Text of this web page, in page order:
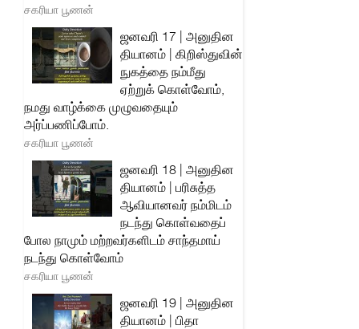
சகரியா பூணன்
ஜனவரி 17 | அனுதின
தியானம் | கிறிஸ்துவின்
நுகத்தை நம்மீது
ஏற்றுக் கொள்வோம்,
நமது வாழ்க்கை முழுவதையும்
அர்ப்பணிப்போம்.
சகரியா பூணன்
ஜனவரி 18 | அனுதின
தியானம் | பரிசுத்த
ஆவியானவர் நம்மிடம்
நடந்து கொள்வதைப்
போல நாமும் மற்றவர்களிடம் சாந்தமாய்
நடந்து கொள்வோம்
சகரியா பூணன்
ஜனவரி 19 | அனுதின
தியானம் | பிதா